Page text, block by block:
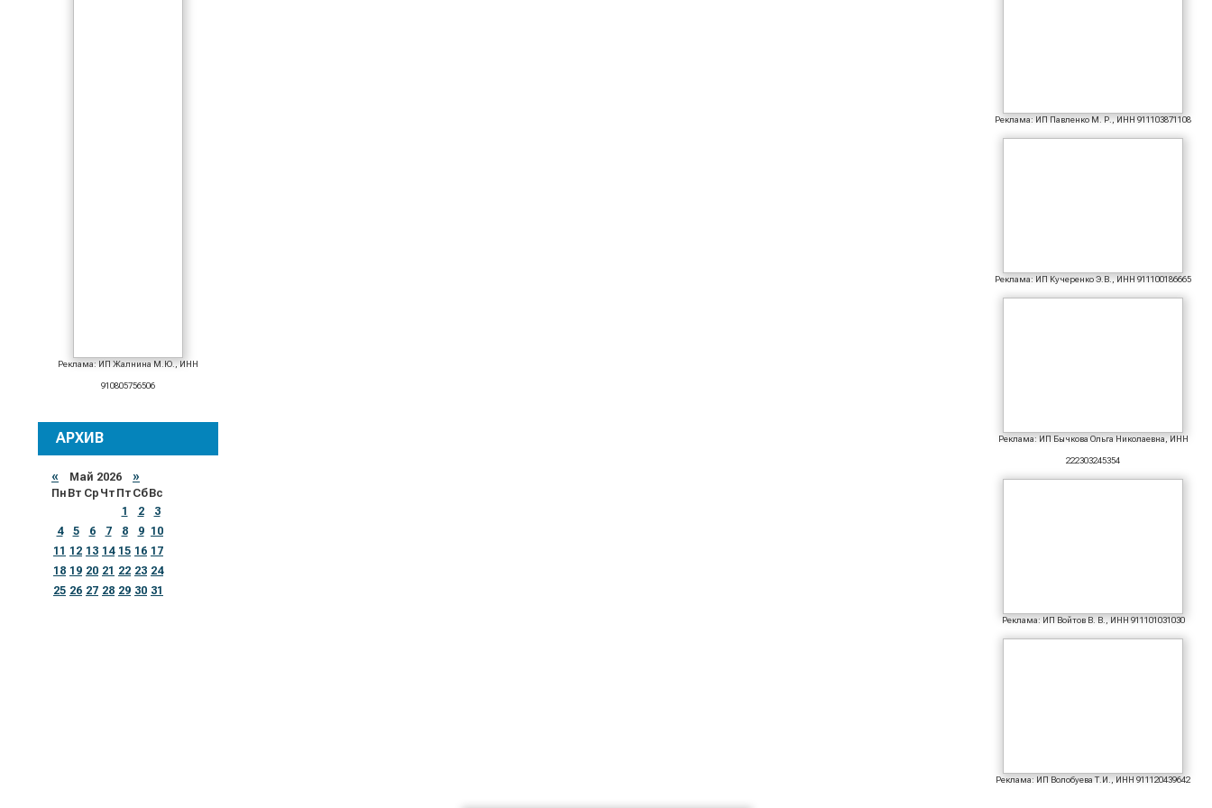
Реклама: ИП Жалнина М.Ю., ИНН
910805756506
АРХИВ
« Май 2026 »
Пн Вт Ср Чт Пт Сб Вс
1
2
3
4
5 6 7 8 9
10
11 12 13 14 15 16 17
18 19 20 21 22 23 24
25 26 27 28 29 30 31
Реклама: ИП Павленко М. Р., ИНН 911103871108
Реклама: ИП Кучеренко Э.В., ИНН 911100186665
Реклама: ИП Бычкова Ольга Николаевна, ИНН
222303245354
Реклама: ИП Войтов В. В., ИНН 911101031030
Реклама: ИП Волобуева Т.И., ИНН 911120439642